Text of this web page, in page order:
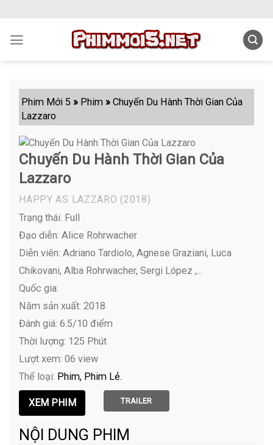
content
Phim Mới 5 » Phim »Chuyến Du Hành Thời Gian Của
Lazzaro
Chuyến Du Hành Thời Gian Của
Lazzaro
HAPPY AS LAZZARO (2018)
Trạng thái: Full
Đạo diễn: Alice Rohrwacher
Diễn viên: Adriano Tardiolo, Agnese Graziani, Luca
Chikovani, Alba Rohrwacher, Sergi López ,...
Quốc gia:
Năm sản xuất: 2018
Đánh giá: 6.5/10 điểm
Thời lượng: 125 Phút
Lượt xem: 06 view
Thể loại: Phim Phim Lẻ
TRAILER
NỘI DUNG PHIM